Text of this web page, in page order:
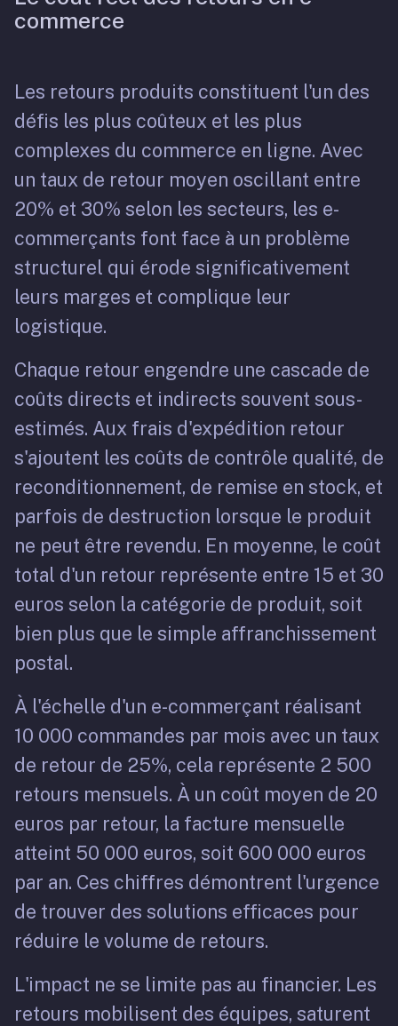
commerce
Les retours produits constituent l'un des
défis les plus coûteux et les plus
complexes du commerce en ligne. Avec
un taux de retour moyen oscillant entre
20% et 30% selon les secteurs, les e-
commerçants font face à un problème
structurel qui érode significativement
leurs marges et complique leur
logistique.
Chaque retour engendre une cascade de
coûts directs et indirects souvent sous-
estimés. Aux frais d'expédition retour
s'ajoutent les coûts de contrôle qualité, de
reconditionnement, de remise en stock, et
parfois de destruction lorsque le produit
ne peut être revendu. En moyenne, le coût
total d'un retour représente entre 15 et 30
euros selon la catégorie de produit, soit
bien plus que le simple affranchissement
postal.
À l'échelle d'un e-commerçant réalisant
10 000 commandes par mois avec un taux
de retour de 25%, cela représente 2 500
retours mensuels. À un coût moyen de 20
euros par retour, la facture mensuelle
atteint 50 000 euros, soit 600 000 euros
par an. Ces chiffres démontrent l'urgence
de trouver des solutions efficaces pour
réduire le volume de retours.
L'impact ne se limite pas au financier. Les
retours mobilisent des équipes, saturent